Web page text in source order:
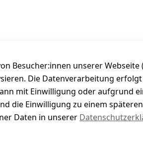
Besucher:innen unserer Webseite
Die Datenverarbeitung
mit Einwilligung oder aufgrund
die Einwilligung zu einem
Daten in unserer